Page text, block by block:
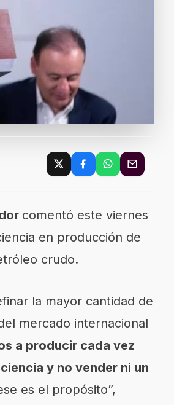
comentó este viernes
en producción de
crudo.
la mayor cantidad de
mercado internacional
a producir cada vez
y no vender ni un
es el propósito”,